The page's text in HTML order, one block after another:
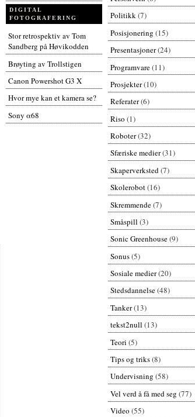
DIGITAL
FOTOGRAFERING
Stor retrospektiv av Tom
Sandberg på Høvikodden
Brøyting av Trollstigen
Canon Powershot G3 X
Hvor mye kan et kamera se?
Sony α68
Politikk(7)
Posisjonering (15)
Presentasjoner(24)
Programvare(11)
Prosjekter(10)
Referater(6)
Riso (1)
Roboter(32)
Sfæriske medier(31)
Skaperverksted(7)
Skolerobot(16)
Skremmende(7)
Småspill (3)
Sonic Greenhouse(9)
Sonus(5)
Sosiale medier(20)
Stedsdannelse(48)
Tanker(13)
tekst2null (13)
Teori (5)
Tips og triks(8)
Undervisning (58)
Vel verd å få med seg (77)
Video (55)